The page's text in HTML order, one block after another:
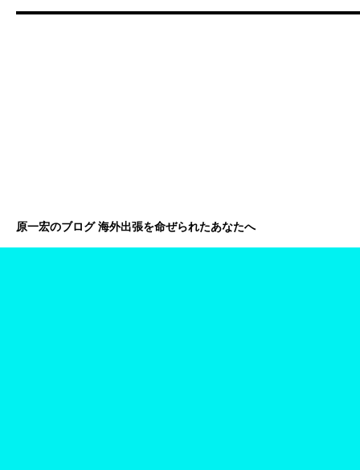
原一宏のブログ 海外出張を命ぜられたあなたへ